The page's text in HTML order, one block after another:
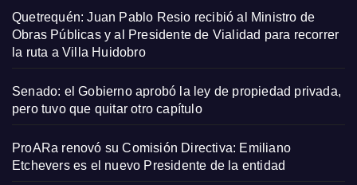
Quetrequén: Juan Pablo Resio recibió al Ministro de
Obras Públicas y al Presidente de Vialidad para recorrer
la ruta a Villa Huidobro
Senado: el Gobierno aprobó la ley de propiedad privada,
pero tuvo que quitar otro capítulo
ProARa renovó su Comisión Directiva: Emiliano
Etchevers es el nuevo Presidente de la entidad